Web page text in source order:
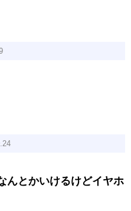
んとかいけるけどイヤホ